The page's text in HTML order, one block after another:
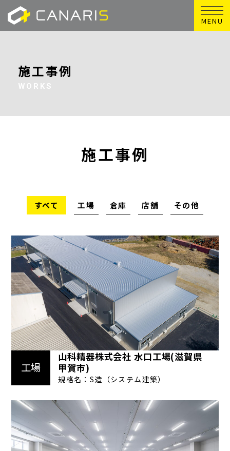
MENU
施工事例
WORKS
施工事例
すべて 工場 倉庫 店舗 その他
工場
山科精器株式会社 水口工場(滋賀県
甲賀市)
規格名：S造（システム建築）